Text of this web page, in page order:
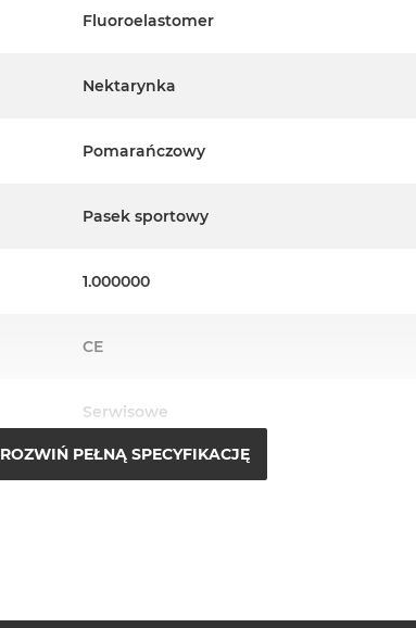
Fluoroelastomer
Nektarynka
Pomarańczowy
Pasek sportowy
1.000000
CE
Serwisowe
ROZWIŃ PEŁNĄ SPECYFIKACJĘ